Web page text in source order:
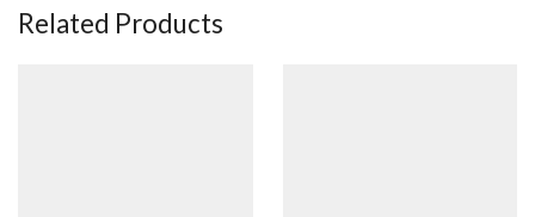
Related Products